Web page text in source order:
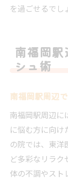
を過ごせるでし
南福岡
シュ術
南福岡駅周辺
南福岡駅周辺に
に悩む方に向け
の院では、東洋
ど多彩なリラ
体の不調やスト